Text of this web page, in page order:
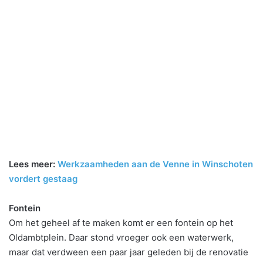
Lees meer: Werkzaamheden aan de Venne in Winschoten
vordert gestaag
Fontein
Om het geheel af te maken komt er een fontein op het
Oldambtplein. Daar stond vroeger ook een waterwerk,
maar dat verdween een paar jaar geleden bij de renovatie